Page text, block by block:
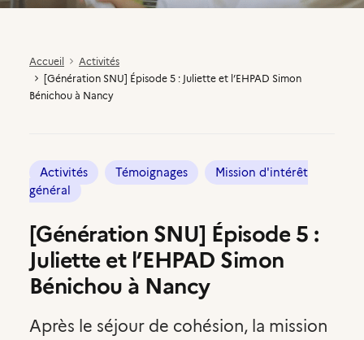
Compte partenaire
Accueil
Activités
[Génération SNU] Épisode 5 : Juliette et l’EHPAD Simon
Bénichou à Nancy
Activités Témoignages
Mission d'intérêt
général
[Génération SNU] Épisode 5 :
Juliette et l’EHPAD Simon
Bénichou à Nancy
Après le séjour de cohésion, la mission